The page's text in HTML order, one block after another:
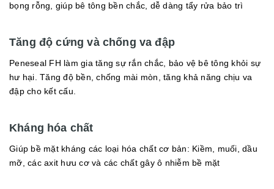
bọng rỗng, giúp bê tông bền chắc, dễ dàng tẩy rửa bảo trì
Tăng độ cứng và chống va đập
Peneseal FH làm gia tăng sự rắn chắc, bảo vệ bê tông khỏi sự
hư hại. Tăng độ bền, chống mài mòn, tăng khả năng chịu va
đập cho kết cấu.
Kháng hóa chất
Giúp bề mặt kháng các loại hóa chất cơ bản: Kiềm, muối, dầu
mỡ, các axit hưu cơ và các chất gây ô nhiễm bề mặt